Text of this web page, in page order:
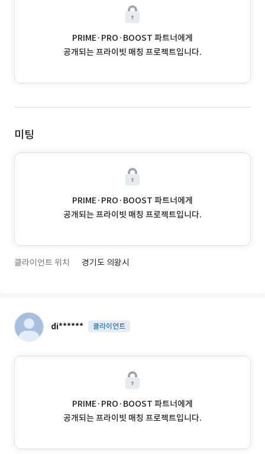
PRIME·PRO·BOOST 파트너에게
공개되는 프라이빗 매칭 프로젝트입니다.
미팅
PRIME·PRO·BOOST 파트너에게
공개되는 프라이빗 매칭 프로젝트입니다.
클라이언트 위치 경기도 의왕시
di****** 클라이언트
PRIME·PRO·BOOST 파트너에게
공개되는 프라이빗 매칭 프로젝트입니다.